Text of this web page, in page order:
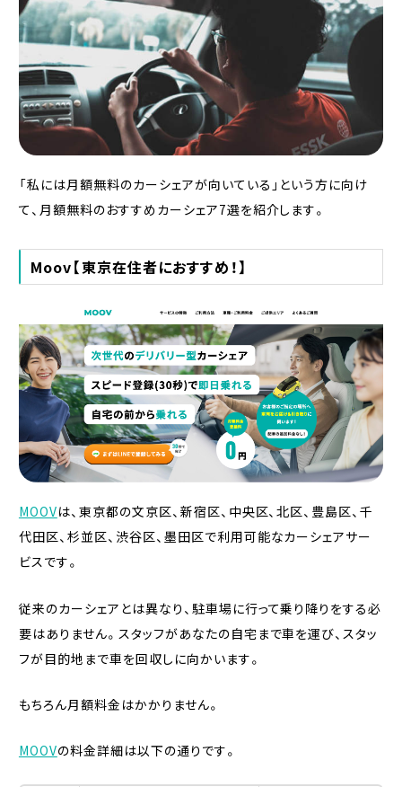
「私には月額無料のカーシェアが向いている」という方に向け
て、月額無料のおすすめカーシェア7選を紹介します。
Moov【東京在住者におすすめ！】
MOOVは、東京都の文京区、新宿区、中央区、北区、豊島区、千
代田区、杉並区、渋谷区、墨田区で利用可能なカーシェアサー
ビスです。
従来のカーシェアとは異なり、駐車場に行って乗り降りをする必
要はありません。スタッフがあなたの自宅まで車を運び、スタッ
フが目的地まで車を回収しに向かいます。
もちろん月額料金はかかりません。
MOOVの料金詳細は以下の通りです。